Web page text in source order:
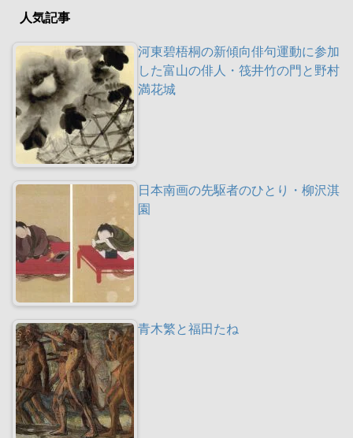
人気記事
河東碧梧桐の新傾向俳句運動に参加
した富山の俳人・筏井竹の門と野村
満花城
日本南画の先駆者のひとり・柳沢淇
園
青木繁と福田たね